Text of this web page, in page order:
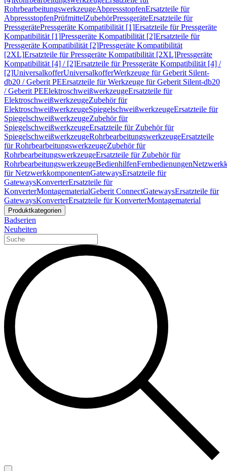
RohrbearbeitungswerkzeugeAbpressstopfenErsatzteile für
AbpressstopfenPrüfmittelZubehörPressgeräteErsatzteile für
PressgerätePressgeräte Kompatibilität [1]Ersatzteile für Pressgeräte
Kompatibilität [1]Pressgeräte Kompatibilität [2]Ersatzteile für
Pressgeräte Kompatibilität [2]Pressgeräte Kompatibilität
[2XL]Ersatzteile für Pressgeräte Kompatibilität [2XL]Pressgeräte
Kompatibilität [4] / [2]Ersatzteile für Pressgeräte Kompatibilität [4] /
[2]UniversalkofferUniversalkofferWerkzeuge für Geberit Silent-
db20 / Geberit PEErsatzteile für Werkzeuge für Geberit Silent-db20
/ Geberit PEElektroschweißwerkzeugeErsatzteile für
ElektroschweißwerkzeugeZubehör für
ElektroschweißwerkzeugeSpiegelschweißwerkzeugeErsatzteile für
SpiegelschweißwerkzeugeZubehör für
SpiegelschweißwerkzeugeErsatzteile für Zubehör für
SpiegelschweißwerkzeugeRohrbearbeitungswerkzeugeErsatzteile
für RohrbearbeitungswerkzeugeZubehör für
RohrbearbeitungswerkzeugeErsatzteile für Zubehör für
RohrbearbeitungswerkzeugeBedienhilfenFernbedienungen
für NetzwerkkomponentenGatewaysErsatzteile für
GatewaysKonverterErsatzteile für
KonverterMontagematerialGeberit ConnectGatewaysErsatzteile für
GatewaysKonverterErsatzteile für KonverterMontagematerial
Produktkategorien
Badserien
Neuheiten